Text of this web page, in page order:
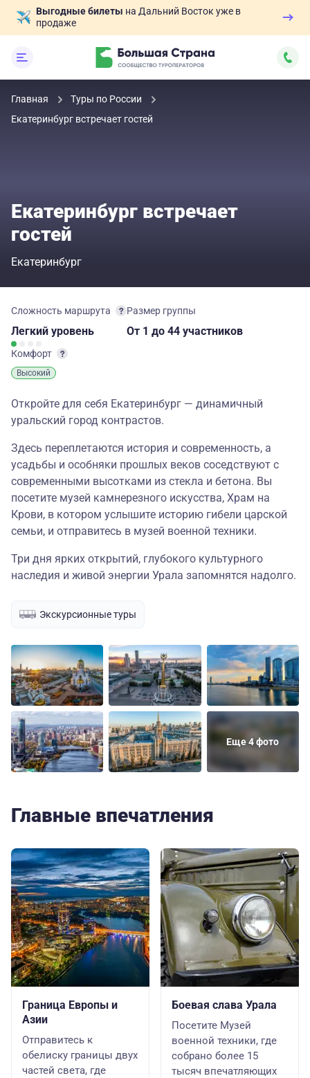
Выгодные билеты на Дальний Восток уже в
продаже
Главная
Туры по России
Екатеринбург встречает гостей
Екатеринбург встречает
гостей
Екатеринбург
Сложность маршрута
Легкий уровень
Комфорт
Высокий
Размер группы
От 1 до 44 участников
Откройте для себя Екатеринбург — динамичный
уральский город контрастов.
Здесь переплетаются история и современность, а
усадьбы и особняки прошлых веков соседствуют с
современными высотками из стекла и бетона. Вы
посетите музей камнерезного искусства, Храм на
Крови, в котором услышите историю гибели царской
семьи, и отправитесь в музей военной техники.
Три дня ярких открытий, глубокого культурного
наследия и живой энергии Урала запомнятся надолго.
Экскурсионные туры
Еще 4 фото
Главные впечатления
Граница Европы и
Азии
Отправитесь к
обелиску границы двух
частей света, где
Боевая слава Урала
Посетите Музей
военной техники, где
собрано более 15
тысяч впечатляющих